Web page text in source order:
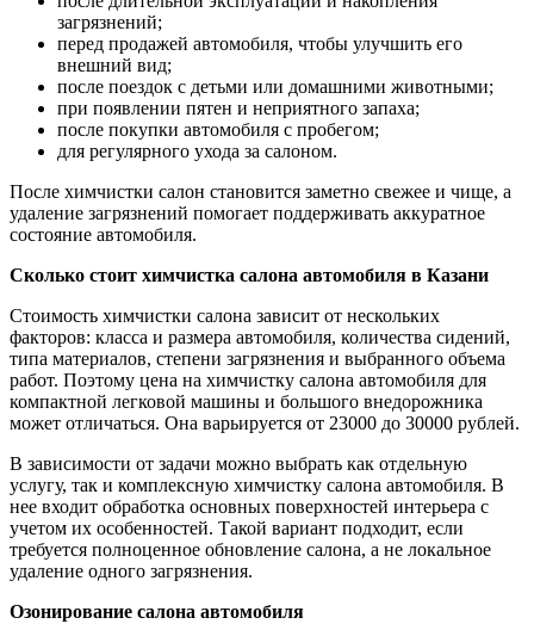
загрязнений;
перед продажей автомобиля, чтобы улучшить его
внешний вид;
после поездок с детьми или домашними животными;
при появлении пятен и неприятного запаха;
после покупки автомобиля с пробегом;
для регулярного ухода за салоном.
После химчистки салон становится заметно свежее и чище, а
удаление загрязнений помогает поддерживать аккуратное
состояние автомобиля.
Сколько стоит химчистка салона автомобиля в Казани
Стоимость химчистки салона зависит от нескольких
факторов: класса и размера автомобиля, количества сидений,
типа материалов, степени загрязнения и выбранного объема
работ. Поэтому цена на химчистку салона автомобиля для
компактной легковой машины и большого внедорожника
может отличаться. Она варьируется от 23000 до 30000 рублей.
В зависимости от задачи можно выбрать как отдельную
услугу, так и комплексную химчистку салона автомобиля. В
нее входит обработка основных поверхностей интерьера с
учетом их особенностей. Такой вариант подходит, если
требуется полноценное обновление салона, а не локальное
удаление одного загрязнения.
Озонирование салона автомобиля